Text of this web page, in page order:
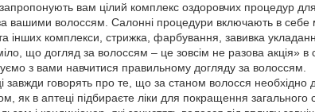
вам цілий комплекс оздоровчих процедур
вашими волоссям. Салонні процедури включають в себе
та інших комплекси, стрижка, фарбування, завивка
що догляд за волоссям – це зовсім не разова акція»
з вами навчитися правильному догляду за волоссям.
завжди говорять про те, що за станом волосся необхідно
як в аптеці підбираєте ліки для покращення загального